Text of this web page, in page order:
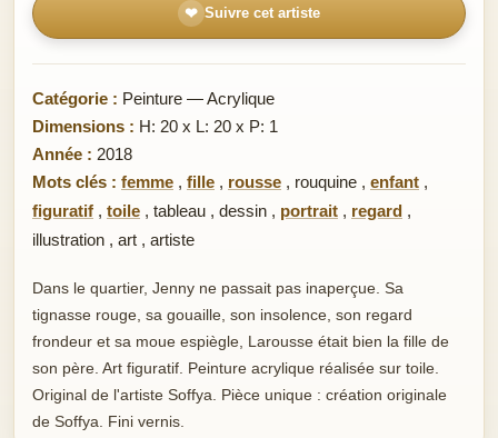
❤ Suivre cet artiste
Catégorie : Peinture — Acrylique
Dimensions : H: 20 x L: 20 x P: 1
Année : 2018
Mots clés : femme , fille , rousse , rouquine , enfant ,
figuratif , toile , tableau , dessin , portrait , regard ,
illustration , art , artiste
Dans le quartier, Jenny ne passait pas inaperçue. Sa
tignasse rouge, sa gouaille, son insolence, son regard
frondeur et sa moue espiègle, Larousse était bien la fille de
son père. Art figuratif. Peinture acrylique réalisée sur toile.
Original de l'artiste Soffya. Pièce unique : création originale
de Soffya. Fini vernis.